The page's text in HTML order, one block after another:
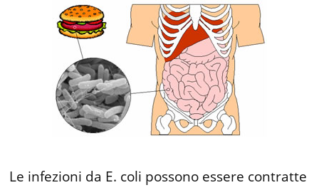
Le infezioni da E. coli possono essere contratte